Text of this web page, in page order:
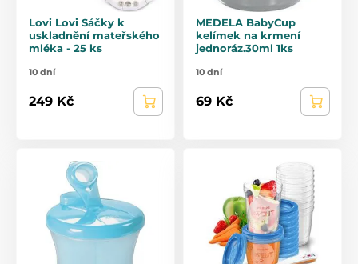
Lovi Lovi Sáčky k
uskladnění mateřského
mléka - 25 ks
10 dní
249 Kč
MEDELA BabyCup
kelímek na krmení
jednoráz.30ml 1ks
10 dní
69 Kč